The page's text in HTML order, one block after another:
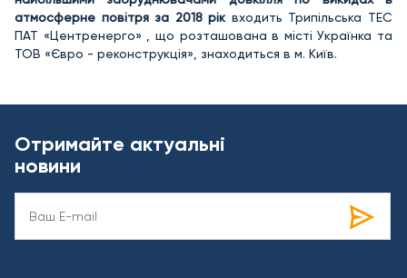
атмосферне повітря за 2018 ріквходить Трипільська ТЕС
ПАТ «Центренерго» , що розташована в місті Українка та
ТОВ «Євро - реконструкція», знаходиться в м. Київ.
Отримайте актуальні
новини